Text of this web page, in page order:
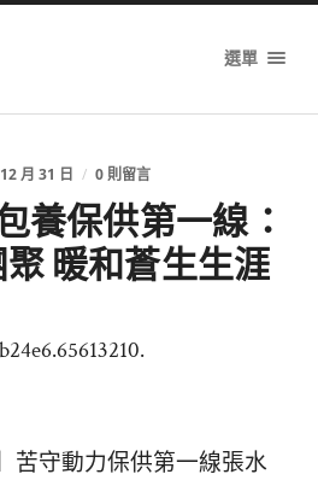
選單
月 31 日 / 0 則留言
養保供第一線：
暖和蒼生生涯
苦守動力保供第一線張水